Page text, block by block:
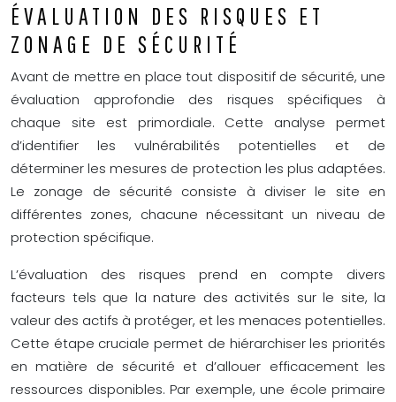
ÉVALUATION DES RISQUES ET
ZONAGE DE SÉCURITÉ
Avant de mettre en place tout dispositif de sécurité, une
évaluation approfondie des risques spécifiques à
chaque site est primordiale. Cette analyse permet
d’identifier les vulnérabilités potentielles et de
déterminer les mesures de protection les plus adaptées.
Le zonage de sécurité consiste à diviser le site en
différentes zones, chacune nécessitant un niveau de
protection spécifique.
L’évaluation des risques prend en compte divers
facteurs tels que la nature des activités sur le site, la
valeur des actifs à protéger, et les menaces potentielles.
Cette étape cruciale permet de hiérarchiser les priorités
en matière de sécurité et d’allouer efficacement les
ressources disponibles. Par exemple, une école primaire